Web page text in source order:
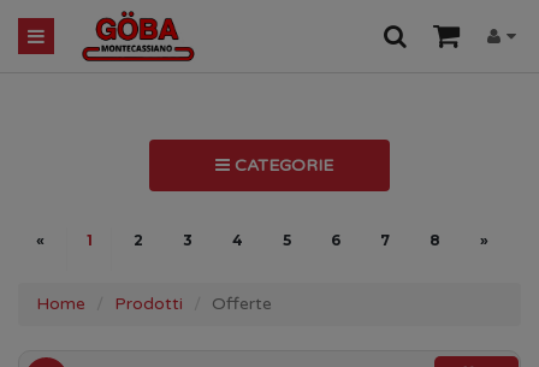
CATEGORIE
« 1 2 3 4 5 6 7 8 »
Home Prodotti Offerte